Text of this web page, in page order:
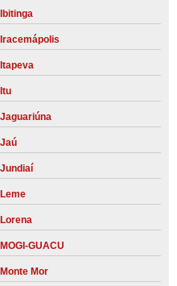
Ibitinga
Iracemápolis
Itapeva
Itu
Jaguariúna
Jaú
Jundiaí
Leme
Lorena
MOGI-GUACU
Monte Mor